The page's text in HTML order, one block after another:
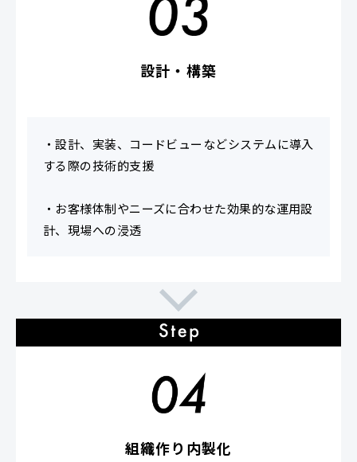
設計・構築
・設計、実装、コードビューなどシステムに導入
する際の技術的支援
・お客様体制やニーズに合わせた効果的な運用設
計、現場への浸透
組織作り内製化